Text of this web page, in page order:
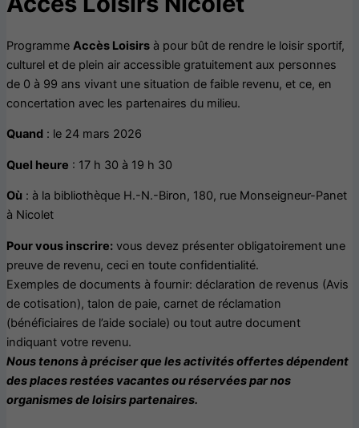
Programme Accès Loisirs à pour bût de rendre le loisir sportif,
culturel et de plein air accessible gratuitement aux personnes
de 0 à 99 ans vivant une situation de faible revenu, et ce, en
concertation avec les partenaires du milieu.
Quand : le 24 mars 2026
Quel heure : 17 h 30 à 19 h 30
Où : à la bibliothèque H.-N.-Biron, 180, rue Monseigneur-Panet
à Nicolet
Pour vous inscrire: vous devez présenter obligatoirement une
preuve de revenu, ceci en toute confidentialité.
Exemples de documents à fournir: déclaration de revenus (Avis
de cotisation), talon de paie, carnet de réclamation
(bénéficiaires de l’aide sociale) ou tout autre document
indiquant votre revenu.
Nous tenons à préciser que les activités offertes dépendent
des places restées vacantes ou réservées par nos
organismes de loisirs partenaires.